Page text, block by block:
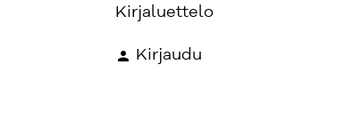
Kirjaluettelo
Kirjaudu